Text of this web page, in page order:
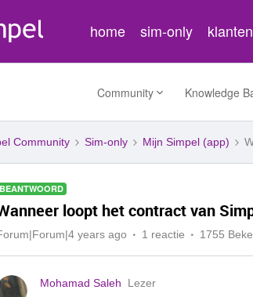
home sim-only
Community Knowledge
Community Sim-only Mijn Simpel (app)
BEANTWOORD
loopt het contract van
years ago 1 reactie 1755
Mohamad Saleh Lezer